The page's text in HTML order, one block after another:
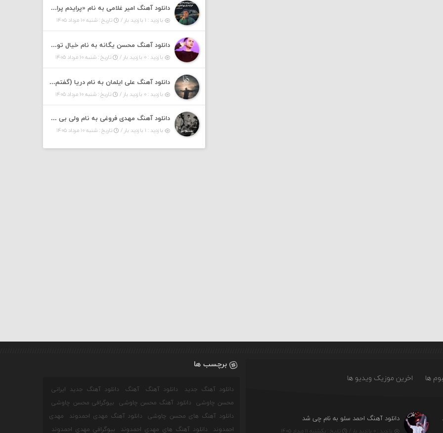
دانلود آهنگ امیر غلامی به نام «پرایدم پرایدم همش خرابه یار نیو کنارم دیگه پولی نداروم (ریمیکس اینستاگرام)»
بازدید : ۱ بازدید بار / تاریخ : شنبه ۱۰ مرداد ۱۴۰۵
دانلود آهنگ محسن یگانه به نام خیال تو (با خیال تو هنوزم مثل هر روز و همیشه ریمیکس)
بازدید : ۰ بازدید بار / تاریخ : شنبه ۱۰ مرداد ۱۴۰۵
دانلود آهنگ علی ایلمان به نام دریا (گفتم که دریا خرابه نمه بارونه لب شط و نبین)
بازدید : ۰ بازدید بار / تاریخ : شنبه ۱۰ مرداد ۱۴۰۵
دانلود آهنگ مهدی فروغی به نام ولی بی شوخی مراقب من باش
بازدید : ۱ بازدید بار / تاریخ : شنبه ۱۰ مرداد ۱۴۰۵
ها اخرین موزیک ویدیو ها
دارم دانلود آهنگ احمد سلو به نام چی شد
بازدید : ۰ بازدید بار / تاریخ : یکشنبه ۱۱ مرداد ۱۴۰۵
برچسب ها
دانلود آهنگ جدید دانلود آهنگ آهنگ
دانلود آهنگ جدید ایرانی
محسن چاوشی
دانلود آهنگ محسن چاوشی
بیوگرافی محسن چاوشی
دانلود آهنگ های محسن چاوشی
دانلود آهنگ مهدی احمدوند
مهدی
احمدوند
دانلود آهنگ های مهدی احمدوند بیوگرافی مهدی احمدوند